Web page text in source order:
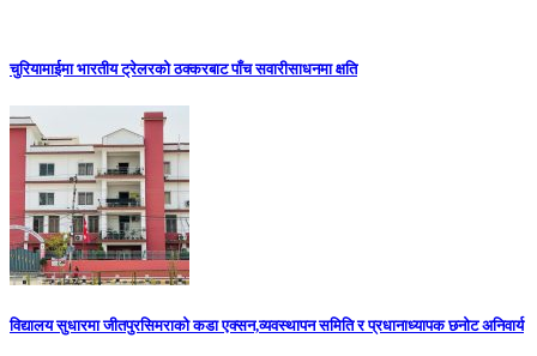
चुरियामाईमा भारतीय ट्रेलरको ठक्करबाट पाँच सवारीसाधनमा क्षति
विद्यालय सुधारमा जीतपुरसिमराको कडा एक्सन,व्यवस्थापन समिति र प्रधानाध्यापक छनोट अनिवार्य